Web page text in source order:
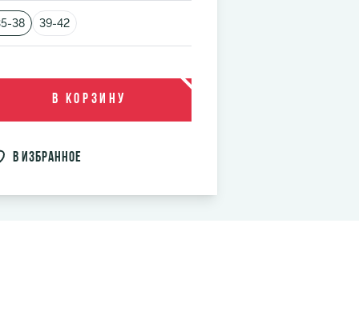
38 39-42
В корзину
в избранное